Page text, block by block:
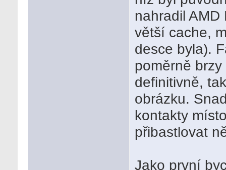
nahradil
větší cache,
desce byla).
poměrně
definitivně,
obrázku.
kontakty
přibastlovat
Jako první